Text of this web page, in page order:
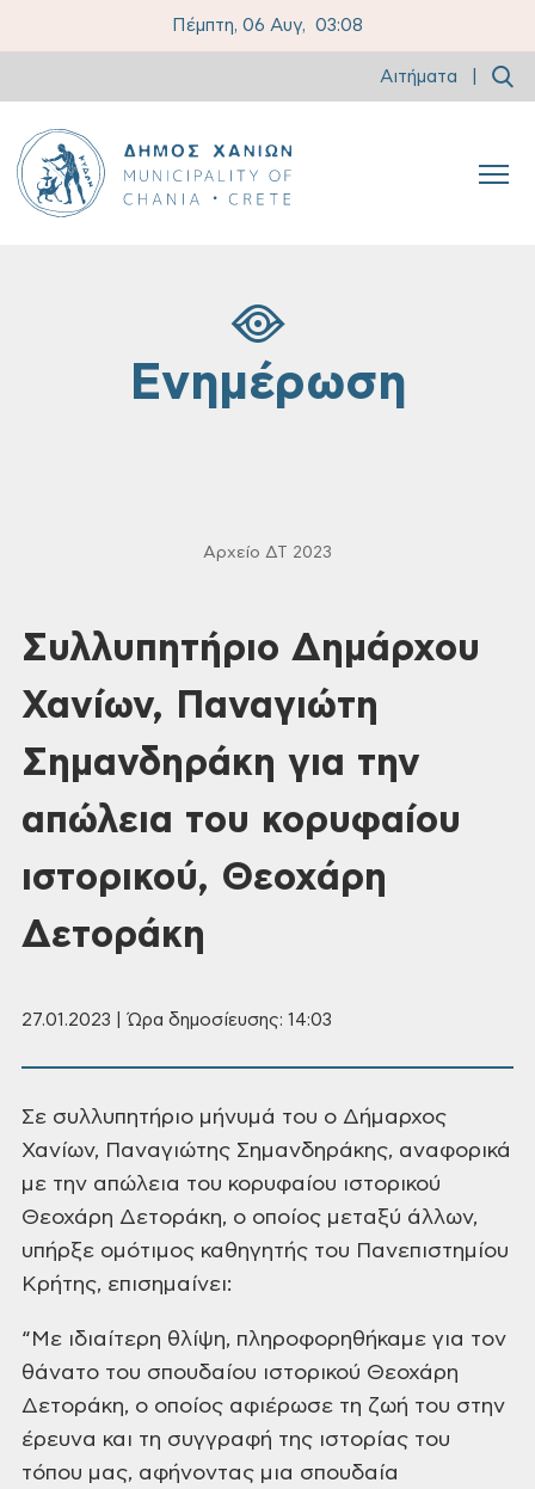
Πέμπτη, 06 Αυγ, 03:08
Αιτήματα
Ενημέρωση
Αρχείο ΔΤ 2023
Συλλυπητήριο Δημάρχου
Χανίων, Παναγιώτη
Σημανδηράκη για την
απώλεια του κορυφαίου
ιστορικού, Θεοχάρη
Δετοράκη
27.01.2023 | Ώρα δημοσίευσης: 14:03
Σε συλλυπητήριο μήνυμά του ο Δήμαρχος
Χανίων, Παναγιώτης Σημανδηράκης, αναφορικά
με την απώλεια του κορυφαίου ιστορικού
Θεοχάρη Δετοράκη, ο οποίος μεταξύ άλλων,
υπήρξε ομότιμος καθηγητής του Πανεπιστημίου
Κρήτης, επισημαίνει:
“Με ιδιαίτερη θλίψη, πληροφορηθήκαμε για τον
θάνατο του σπουδαίου ιστορικού Θεοχάρη
Δετοράκη, ο οποίος αφιέρωσε τη ζωή του στην
έρευνα και τη συγγραφή της ιστορίας του
τόπου μας, αφήνοντας μια σπουδαία